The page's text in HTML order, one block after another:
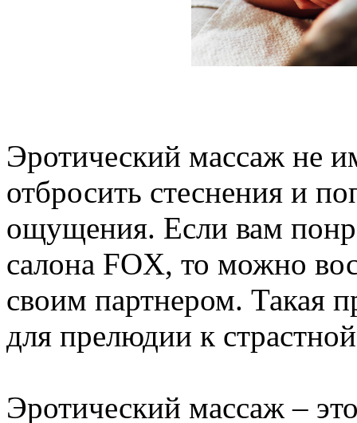
Эротический массаж не
отбросить стеснения и
ощущения. Если вам
салона FOX, то можно
своим партнером. Такая
для прелюдии к
Эротический массаж –